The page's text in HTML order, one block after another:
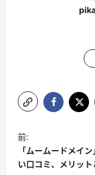
投
稿
ナ
前:
「ムームードメイ
い口コミ、メリット